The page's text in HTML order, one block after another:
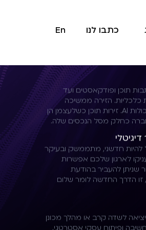
כתבו לנו En
טראפיק ברקע. ימי מכירות
מספר שנים מאגדת שלל
תוכן ופודקאסטים ועד
כלכליות. הזירה ממשיכה
להתפתח ובקרוב תשלב יכולות AI. זירות תוכן כשלעצמן הן
כחלק מסל הנכסים שלה.
להיות חדשני, מתממשק ובעיקר
לארגון שלכם אפשרות
שניתן להעביר בהודעת
זו הדרך החדשה לומר שלום
לשדה קרב או מהלך מכונן
ופיתוח עסקי אסטרטגי.